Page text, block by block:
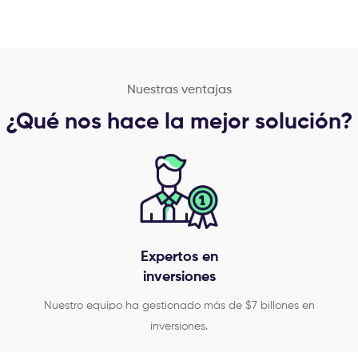
Nuestras ventajas
¿Qué nos hace la mejor solución?
Expertos en
inversiones
Nuestro equipo ha gestionado más de $7 billones en
inversiones.